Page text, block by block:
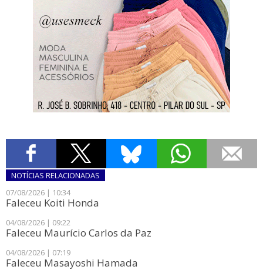
NOTÍCIAS RELACIONADAS
07/08/2026 | 10:34
Faleceu Koiti Honda
04/08/2026 | 09:22
Faleceu Maurício Carlos da Paz
04/08/2026 | 07:19
Faleceu Masayoshi Hamada